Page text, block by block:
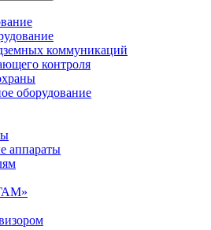
коммуникаций
контроля
оборудование
аппараты